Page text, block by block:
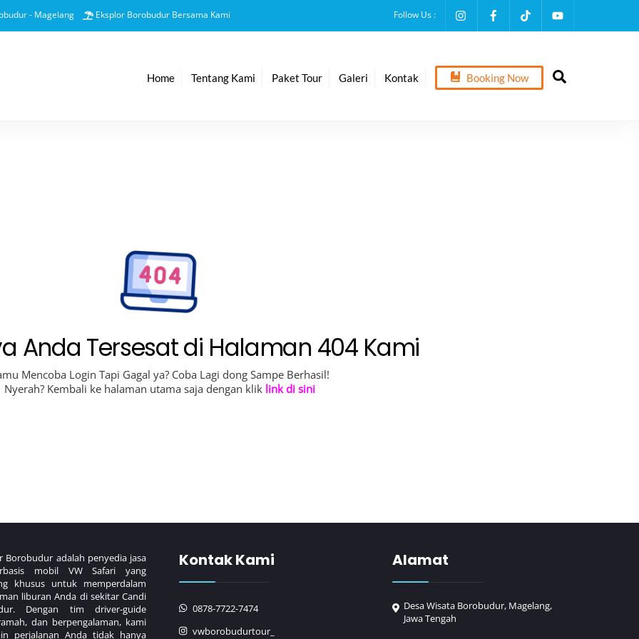
- Magelang Eksplor Borobudur Bersama Kami Follow Us :
Home Tentang Kami Paket Tour Galeri Kontak Booking Now
Anda Tersesat di Halaman 404 Kami
Mencoba Login Tapi Gagal ya? Coba Lagi dong Sampe Berhasil!
Nyerah? Kembali ke halaman utama saja dengan klik link di sini
Back
Borobudur adalah penyedia jasa
mobil VW Safari yang
khusus untuk memperdalam
liburan Anda di sekitar Candi
Dengan tim driver-guide
dan berpengalaman, kami
perjalanan Anda tidak hanya
Kontak Kami
0878-7722-7474
vwborobudurtour_
Alamat
Desa Wisata Borobudur, Magelang,
Jawa Tengah